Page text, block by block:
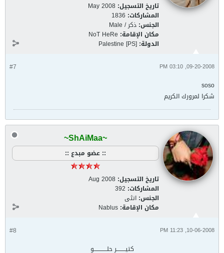
تاريخ التسجيل: May 2008
المشاركات: 1836
الجنس: ذكر / Male
مكان الإقامة: NoT HeRe
الدولة: Palestine [PS]
#7 09-20-2008, 03:10 PM
soso
شكرا لمرورك الكريم
~ShAiMaa~
:: عضو مبدع ::
تاريخ التسجيل: Aug 2008
المشاركات: 392
الجنس: انثى
مكان الإقامة: Nablus
#8 10-06-2008, 11:23 PM
كتيـــــــــر حلـــــــــــــو